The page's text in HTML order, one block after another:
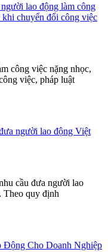
lao động làm công
chuyển đổi công việc
công việc nặng nhọc,
việc, pháp luật
người lao động Việt
cầu đưa người lao
Theo quy định
Cho Doanh Nghiệp